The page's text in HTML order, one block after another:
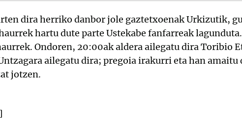
dira herriko danbor jole gaztetxoenak Urkizutik,
hartu dute parte Ustekabe fanfarreak
Ondoren, 20:00ak aldera ailegatu dira Toribio
ailegatu dira; pregoia irakurri eta han amaitu
jotzen.